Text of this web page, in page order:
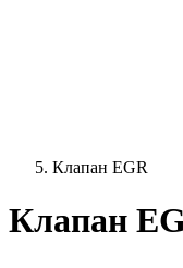
Клапан EGR
Клапан